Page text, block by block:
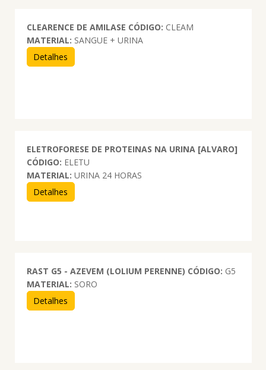
CLEARENCE DE AMILASE CÓDIGO: CLEAM
MATERIAL: SANGUE + URINA
Detalhes
ELETROFORESE DE PROTEINAS NA URINA [ALVARO]
CÓDIGO: ELETU
MATERIAL: URINA 24 HORAS
Detalhes
RAST G5 - AZEVEM (LOLIUM PERENNE) CÓDIGO: G5
MATERIAL: SORO
Detalhes